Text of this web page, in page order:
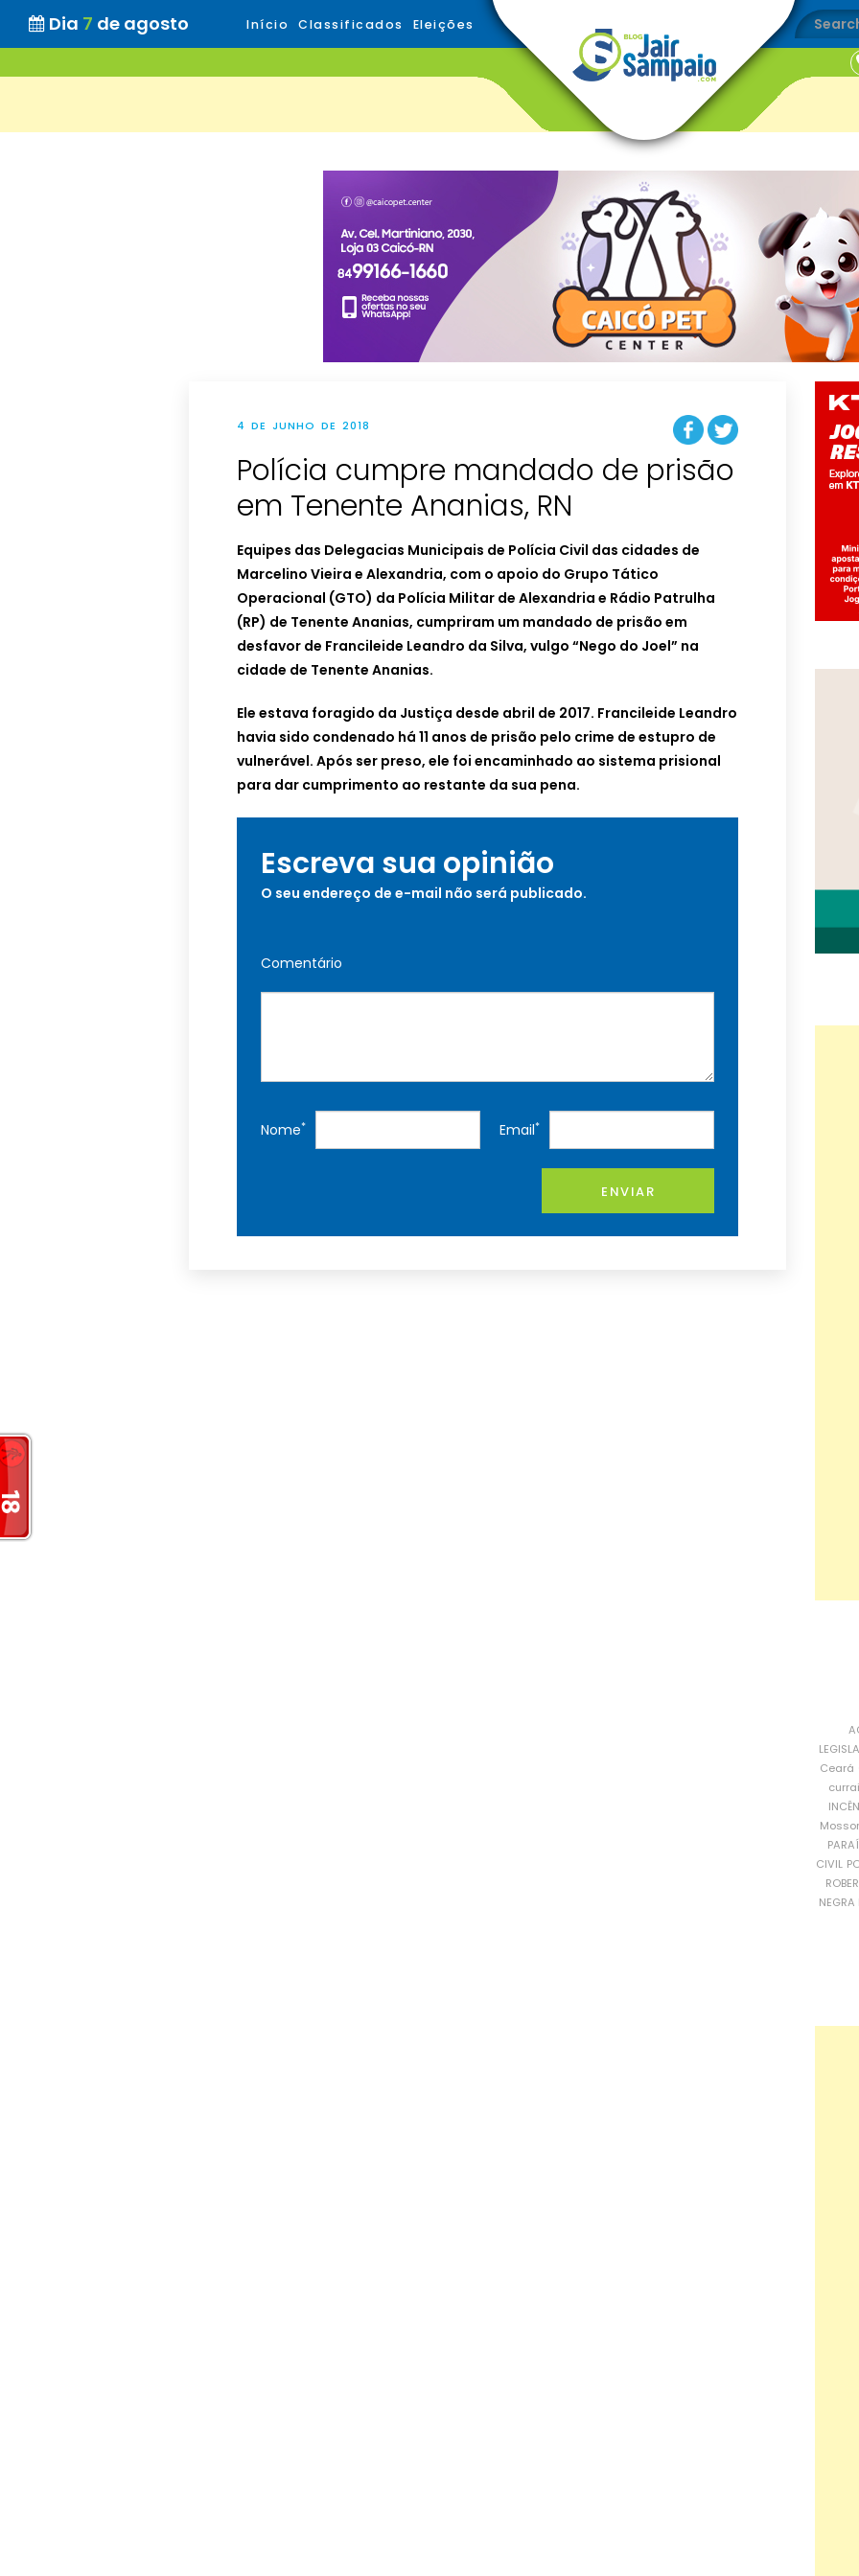
Dia 7 de agosto Início Classificados Eleições
4 DE JUNHO DE 2018
Polícia cumpre mandado de prisão
em Tenente Ananias, RN
Equipes das Delegacias Municipais de Polícia Civil das cidades de
Marcelino Vieira e Alexandria, com o apoio do Grupo Tático
Operacional (GTO) da Polícia Militar de Alexandria e Rádio Patrulha
(RP) de Tenente Ananias, cumpriram um mandado de prisão em
desfavor de Francileide Leandro da Silva, vulgo “Nego do Joel” na
cidade de Tenente Ananias.
Ele estava foragido da Justiça desde abril de 2017. Francileide Leandro
havia sido condenado há 11 anos de prisão pelo crime de estupro de
vulnerável. Após ser preso, ele foi encaminhado ao sistema prisional
para dar cumprimento ao restante da sua pena.
Escreva sua opinião
O seu endereço de e-mail não será publicado.
Comentário
Nome* Email*
ENVIAR
Ceará
CIVIL
NEGRA